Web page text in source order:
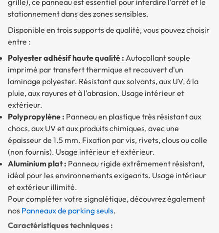
stationnement dans des zones sensibles.
Disponible en trois supports de qualité, vous pouvez choisir
entre :
Polyester adhésif haute qualité : Autocollant souple
imprimé par transfert thermique et recouvert d'un
laminage polyester. Résistant aux solvants, aux UV, à la
pluie, aux rayures et à l'abrasion. Usage intérieur et
extérieur.
Polypropylène : Panneau en plastique très résistant aux
chocs, aux UV et aux produits chimiques, avec une
épaisseur de 1.5 mm. Fixation par vis, rivets, clous ou colle
(non fournis). Usage intérieur et extérieur.
Aluminium plat : Panneau rigide extrêmement résistant,
idéal pour les environnements exigeants. Usage intérieur
et extérieur illimité.
Pour compléter votre signalétique, découvrez également
nos Panneaux de parking seuls.
Caractéristiques techniques :